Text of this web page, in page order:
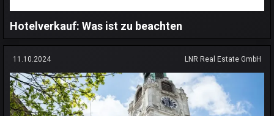
Hotelverkauf: Was ist zu beachten
11.10.2024 LNR Real Estate GmbH